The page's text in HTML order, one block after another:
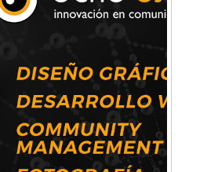
"Hoy las empresas necesitan
integral para crecer con
yoga, danza y mucho más:
los talleres para aprender y
la Zona Oeste